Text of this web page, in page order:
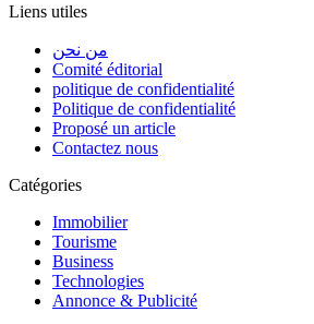
Liens utiles
من نحن
Comité éditorial
politique de confidentialité
Politique de confidentialité
Proposé un article
Contactez nous
Catégories
Immobilier
Tourisme
Business
Technologies
Annonce & Publicité